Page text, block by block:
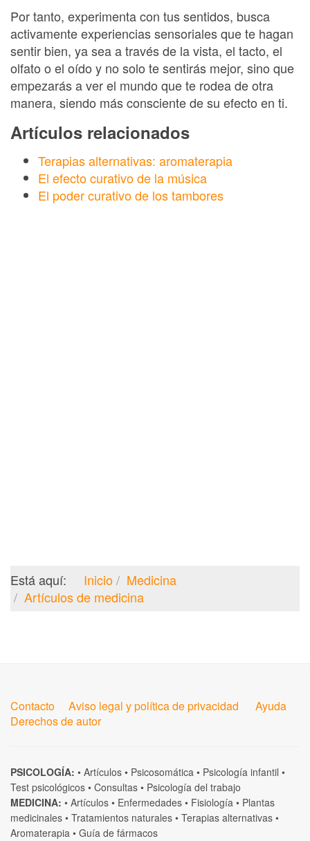
Por tanto, experimenta con tus sentidos, busca
activamente experiencias sensoriales que te hagan
sentir bien, ya sea a través de la vista, el tacto, el
olfato o el oído y no solo te sentirás mejor, sino que
empezarás a ver el mundo que te rodea de otra
manera, siendo más consciente de su efecto en ti.
Artículos relacionados
Terapias alternativas: aromaterapia
El efecto curativo de la música
El poder curativo de los tambores
Está aquí: Inicio
Medicina
Artículos de medicina
Contacto Aviso legal y política de privacidad
Ayuda
Derechos de autor
PSICOLOGÍA: • Artículos • Psicosomática • Psicología infantil •
Test psicológicos • Consultas • Psicología del trabajo
MEDICINA: • Artículos • Enfermedades • Fisiología • Plantas
medicinales • Tratamientos naturales • Terapias alternativas •
Aromaterapia • Guía de fármacos